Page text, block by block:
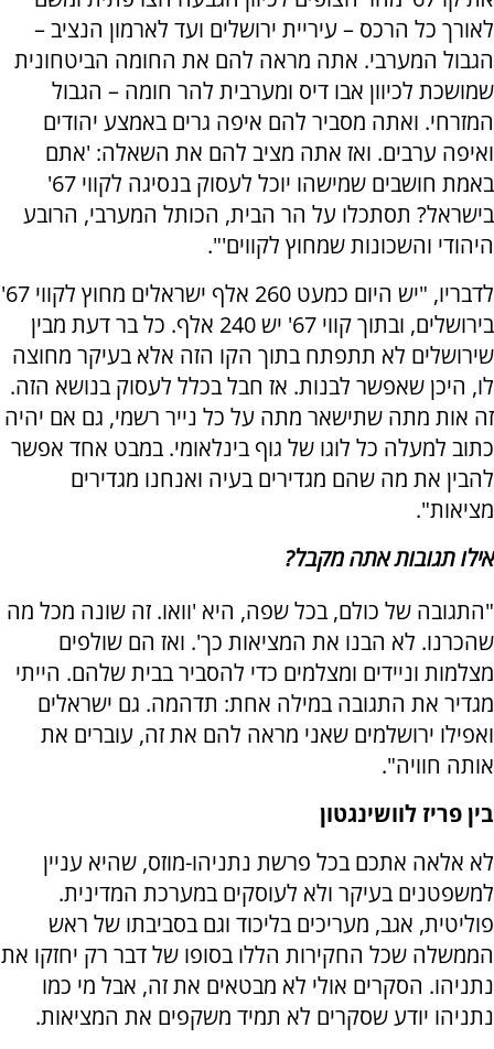
לאורך כל הרכס – עיריית ירושלים ועד לארמון הנציב –
הגבול המערבי. אתה מראה להם את החומה הביטחונית
שמושכת לכיוון אבו דיס ומערבית להר חומה – הגבול
המזרחי. ואתה מסביר להם איפה גרים באמצע יהודים
ואיפה ערבים. ואז אתה מציב להם את השאלה: 'אתם
באמת חושבים שמישהו יוכל לעסוק בנסיגה לקווי 67'
בישראל? תסתכלו על הר הבית, הכותל המערבי, הרובע
היהודי והשכונות שמחוץ לקווים'".
לדבריו, "יש היום כמעט 260 אלף ישראלים מחוץ לקווי 67'
בירושלים, ובתוך קווי 67' יש 240 אלף. כל בר דעת מבין
שירושלים לא תתפתח בתוך הקו הזה אלא בעיקר מחוצה
לו, היכן שאפשר לבנות. אז חבל בכלל לעסוק בנושא הזה.
זה אות מתה שתישאר מתה על כל נייר רשמי, גם אם יהיה
כתוב למעלה כל לוגו של גוף בינלאומי. במבט אחד אפשר
להבין את מה שהם מגדירים בעיה ואנחנו מגדירים
מציאות".
אילו תגובות אתה מקבל?
"התגובה של כולם, בכל שפה, היא 'וואו. זה שונה מכל מה
שהכרנו. לא הבנו את המציאות כך'. ואז הם שולפים
מצלמות וניידים ומצלמים כדי להסביר בבית שלהם. הייתי
מגדיר את התגובה במילה אחת: תדהמה. גם ישראלים
ואפילו ירושלמים שאני מראה להם את זה, עוברים את
אותה חוויה".
בין פריז לוושינגטון
לא אלאה אתכם בכל פרשת נתניהו-מוזס, שהיא עניין
למשפטנים בעיקר ולא לעוסקים במערכת המדינית.
פוליטית, אגב, מעריכים בליכוד וגם בסביבתו של ראש
הממשלה שכל החקירות הללו בסופו של דבר רק יחזקו את
נתניהו. הסקרים אולי לא מבטאים את זה, אבל מי כמו
נתניהו יודע שסקרים לא תמיד משקפים את המציאות.